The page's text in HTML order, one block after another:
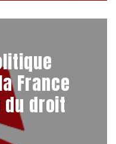
France
du droit